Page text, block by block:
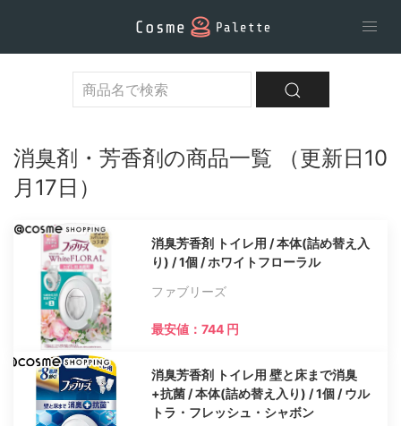
消臭剤・芳香剤の商品一覧 （更新日10
月17日）
消臭芳香剤 トイレ用 / 本体(詰め替え入
り) / 1個 / ホワイトフローラル
ファブリーズ
最安値：744 円
消臭芳香剤 トイレ用 壁と床まで消臭
+抗菌 / 本体(詰め替え入り) / 1個 / ウル
トラ・フレッシュ・シャボン